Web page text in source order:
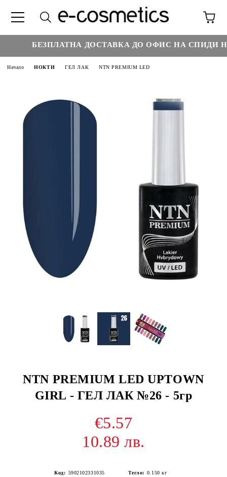
БЕЗПЛАТНА ДОСТАВКА ДО ОФИС НА СПИДИ
Начало НОКТИ ГЕЛ ЛАК NTN PREMIUM LED
NTN PREMIUM LED UPTOWN
GIRL - ГЕЛ ЛАК №26 - 5гр
€5.57
10.89 лв.
Код: 5902102331035 Тегло: 0.150 кг